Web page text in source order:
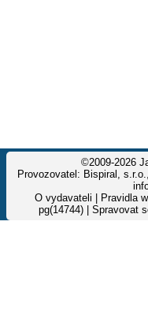
©2009-2026
Provozovatel: Bispiral,
O vydavateli
Pravidla
pg(14744) | Spravovat